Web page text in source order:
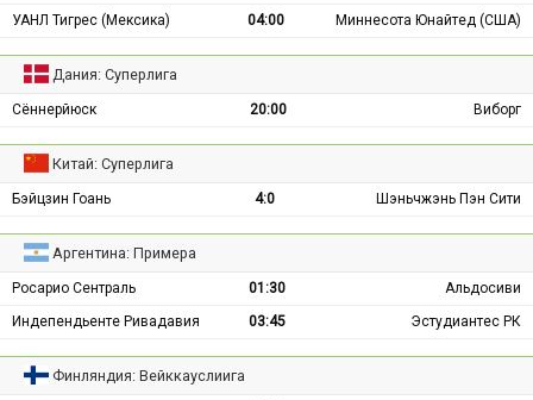
УАНЛ Тигрес (Мексика)
04:00 Миннесота Юнайтед (США)
Дания: Суперлига
Сённерйюск 20:00 Виборг
Китай: Суперлига
Бэйцзин Гоань 4:0 Шэньчжэнь Пэн Сити
Аргентина: Примера
Росарио Сентраль 01:30
Альдосиви
Индепендьенте Ривадавия
03:45 Эстудиантес РК
Финляндия: Вейккауслиига